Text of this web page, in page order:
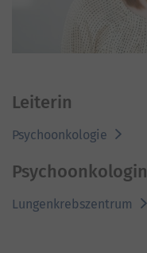
Leiterin
Psychoonkologie
Psychoonkologin
Lungenkrebszentrum